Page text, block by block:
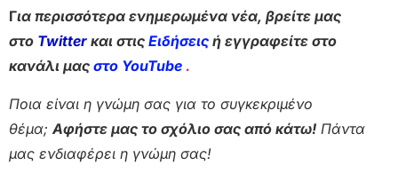
Για περισσότερα ενημερωμένα νέα, βρείτε μας
στο Twitter και στις Ειδήσεις ή εγγραφείτε στο
κανάλι μας στο YouTube .
Ποια είναι η γνώμη σας για το συγκεκριμένο
θέμα; Αφήστε μας το σχόλιο σας από κάτω! Πάντα
μας ενδιαφέρει η γνώμη σας!